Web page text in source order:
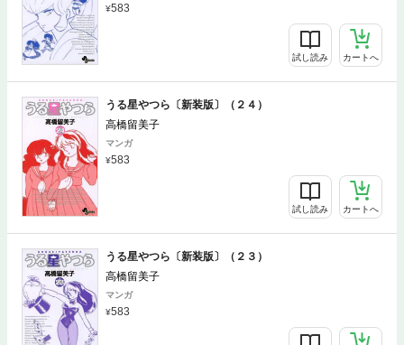
583
試し読み カートへ
うる星やつら〔新装版〕（２４）
高橋留美子
マンガ
583
試し読み カートへ
うる星やつら〔新装版〕（２３）
高橋留美子
マンガ
583